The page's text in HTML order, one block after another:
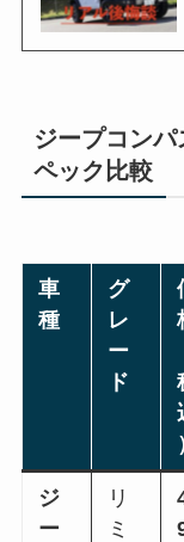
ジープコン
ペック比較
車
種
グ
レ
ー
ド
ジ
ー
リ
ミ